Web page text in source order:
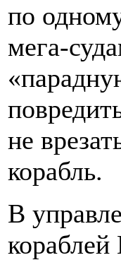
по
мега-
не
корабль.
В